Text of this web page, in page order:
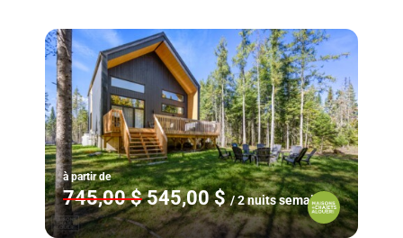
à partir de
745,00 $ 545,00 $ / 2 nuits semaine